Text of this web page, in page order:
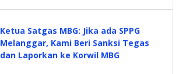
Ketua Satgas MBG: Jika ada SPPG
Melanggar, Kami Beri Sanksi Tegas
dan Laporkan ke Korwil MBG